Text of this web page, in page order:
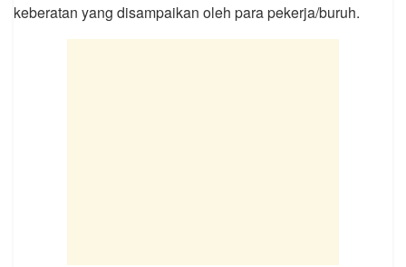
keberatan yang disampaikan oleh para pekerja/buruh.